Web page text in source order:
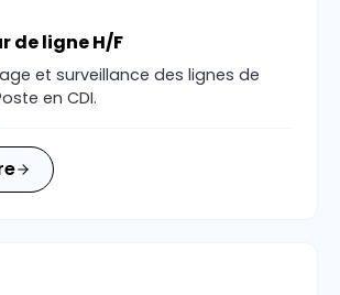
de ligne H/F
et surveillance des lignes de
en CDI.